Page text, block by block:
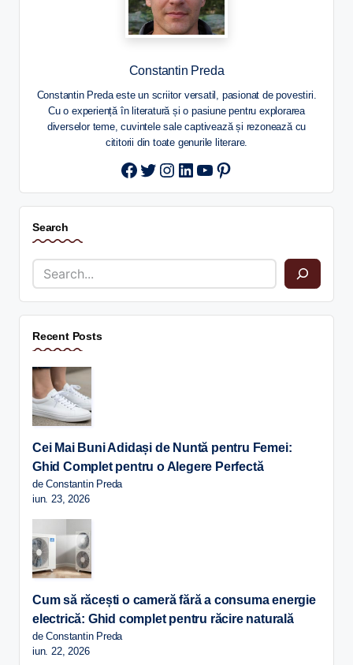
Constantin Preda
Constantin Preda este un scriitor versatil, pasionat de povestiri.
Cu o experiență în literatură și o pasiune pentru explorarea
diverselor teme, cuvintele sale captivează și rezonează cu
cititorii din toate genurile literare.
Twitter
Instagram
LinkedIn
YouTube
Pinterest
Search
Recent Posts
Cei Mai Buni Adidași de Nuntă pentru Femei:
Ghid Complet pentru o Alegere Perfectă
de Constantin Preda
iun. 23, 2026
Cum să răcești o cameră fără a consuma energie
electrică: Ghid complet pentru răcire naturală
de Constantin Preda
iun. 22, 2026